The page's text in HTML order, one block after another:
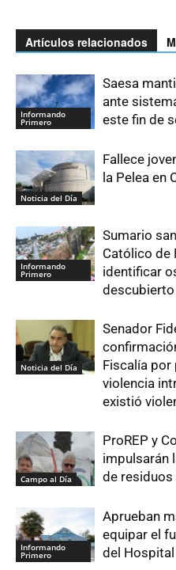
Artículos relacionados
Informando
Primero
Saesa
ante
este fin de
Noticia del Día
Fallece
la Pelea en
Informando
Primero
Sumario
Católico de
identificar
descubierto
Noticia del Día
Senador
Fiscalía
violencia
existió
Campo al Día
ProREP y
impulsarán
de
Informando
Primero
Aprueban
equipar el
del